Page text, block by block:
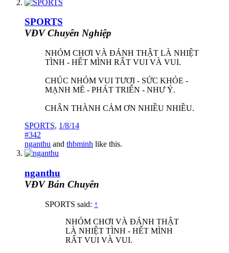
SPORTS
VĐV Chuyên Nghiệp
NHÓM CHƠI VÀ ĐÁNH THẬT LÀ NHIỆT
TÌNH - HẾT MÌNH RẤT VUI VÀ VUI.
CHÚC NHÓM VUI TƯƠI - SỨC KHỎE -
MẠNH MẼ - PHÁT TRIỂN - NHƯ Ý.
CHÂN THÀNH CẢM ƠN NHIỀU NHIỀU.
SPORTS, 1/8/14
#342
nganthu and thbminh like this.
nganthu
VĐV Bán Chuyên
SPORTS said: ↑
NHÓM CHƠI VÀ ĐÁNH THẬT
LÀ NHIỆT TÌNH - HẾT MÌNH
RẤT VUI VÀ VUI.